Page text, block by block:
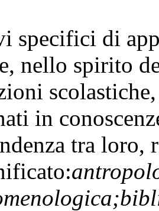
specifici di
nello spirito
in
tra